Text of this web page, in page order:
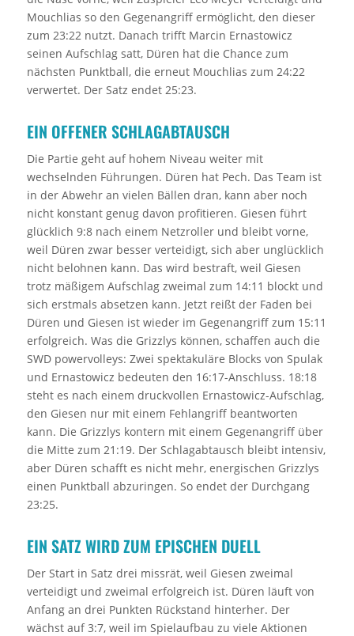
Mouchlias so den Gegenangriff ermöglicht, den dieser
zum 23:22 nutzt. Danach trifft Marcin Ernastowicz
seinen Aufschlag satt, Düren hat die Chance zum
nächsten Punktball, die erneut Mouchlias zum 24:22
verwertet. Der Satz endet 25:23.
EIN OFFENER SCHLAGABTAUSCH
Die Partie geht auf hohem Niveau weiter mit
wechselnden Führungen. Düren hat Pech. Das Team ist
in der Abwehr an vielen Bällen dran, kann aber noch
nicht konstant genug davon profitieren. Giesen führt
glücklich 9:8 nach einem Netzroller und bleibt vorne,
weil Düren zwar besser verteidigt, sich aber unglücklich
nicht belohnen kann. Das wird bestraft, weil Giesen
trotz mäßigem Aufschlag zweimal zum 14:11 blockt und
sich erstmals absetzen kann. Jetzt reißt der Faden bei
Düren und Giesen ist wieder im Gegenangriff zum 15:11
erfolgreich. Was die Grizzlys können, schaffen auch die
SWD powervolleys: Zwei spektakuläre Blocks von Spulak
und Ernastowicz bedeuten den 16:17-Anschluss. 18:18
steht es nach einem druckvollen Ernastowicz-Aufschlag,
den Giesen nur mit einem Fehlangriff beantworten
kann. Die Grizzlys kontern mit einem Gegenangriff über
die Mitte zum 21:19. Der Schlagabtausch bleibt intensiv,
aber Düren schafft es nicht mehr, energischen Grizzlys
einen Punktball abzuringen. So endet der Durchgang
23:25.
EIN SATZ WIRD ZUM EPISCHEN DUELL
Der Start in Satz drei missrät, weil Giesen zweimal
verteidigt und zweimal erfolgreich ist. Düren läuft von
Anfang an drei Punkten Rückstand hinterher. Der
wächst auf 3:7, weil im Spielaufbau zu viele Aktionen